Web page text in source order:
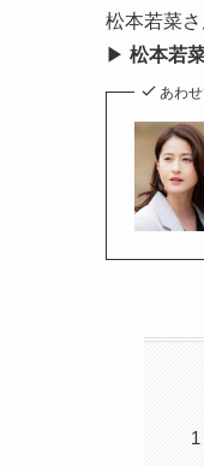
松本若菜
▶ 松本若
あわ